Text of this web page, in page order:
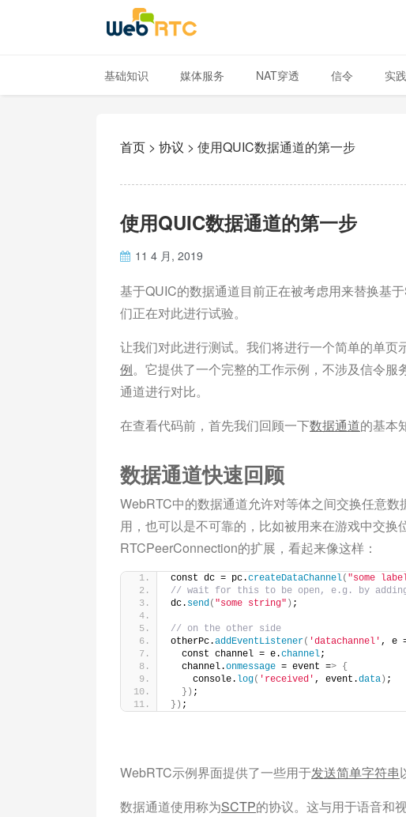
基础知识 媒体服务 NAT穿透 信令 实
首页 > 协议 > 使用QUIC数据通道的第一步
使用QUIC数据通道的第一步
11 4 月, 2019
基于QUIC的数据通道目前正在被考虑用来替换基
们正在对此进行试验。
让我们对此进行测试。我们将进行一个简单的单页
例。它提供了一个完整的工作示例，不涉及信令
通道进行对比。
在查看代码前，首先我们回顾一下数据通道的基本
数据通道快速回顾
WebRTC中的数据通道允许对等体之间交换任意
用，也可以是不可靠的，比如被用来在游戏中交换
RTCPeerConnection的扩展，看起来像这样：
const dc = pc.createDataChannel( "some
// wait for this to be open, e.g. by
dc. send( "some string" ) ;
// on the other side
otherPc.addEventListener( 'datachannel' , e
  const channel = e.
channel;
  channel.
onmessage = event => {
    console.
log( 'received' , event.data ) ;
}) ;
}) ;
WebRTC示例界面提供了一些用于发送简单字符串
数据通道使用称为SCTP的协议。这与用于语音和